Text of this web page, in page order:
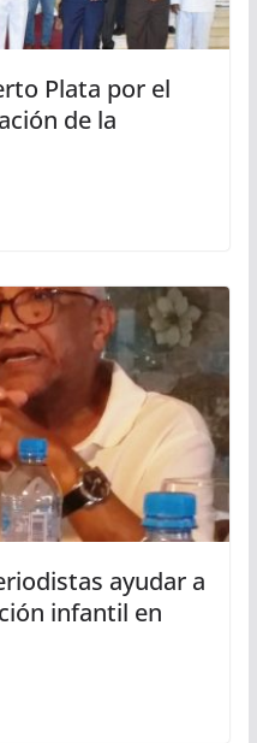
Plata por el
de la
ayudar a
infantil en